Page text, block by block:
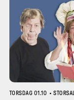
TORSDAG 01.10 •